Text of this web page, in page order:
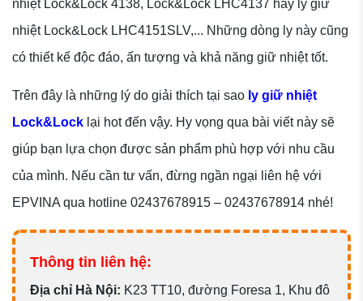
nhiệt Lock&Lock 4138, Lock&Lock LHC4137 hay ly giữ
nhiệt Lock&Lock LHC4151SLV,... Những dòng ly này cũng
có thiết kế độc đáo, ấn tượng và khả năng giữ nhiệt tốt.
Trên đây là những lý do giải thích tại sao ly giữ nhiệt
Lock&Lock lại hot đến vậy. Hy vọng qua bài viết này sẽ
giúp bạn lựa chọn được sản phẩm phù hợp với nhu cầu
của mình. Nếu cần tư vấn, đừng ngần ngại liên hệ với
EPVINA qua hotline 02437678915 – 02437678914 nhé!
Thông tin liên hệ:
Địa chỉ Hà Nội: K23 TT10, đường Foresa 1, Khu đô